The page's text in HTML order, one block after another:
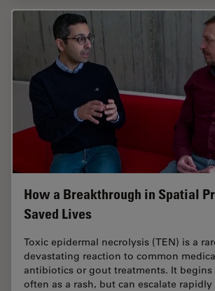
How a Breakthrough in Spatial
Saved Lives
Toxic epidermal necrolysis (TEN) is a
devastating reaction to common
antibiotics or gout treatments. It
often as a rash, but can escalate